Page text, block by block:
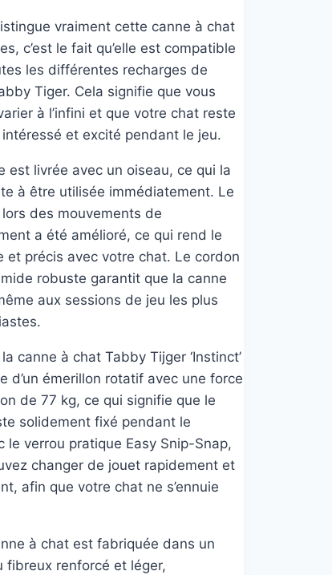
vraiment cette canne à chat
c’est le fait qu’elle est compatible
les différentes recharges de
Tiger. Cela signifie que vous
à l’infini et que votre chat reste
et excité pendant le jeu.
est livrée avec un oiseau, ce qui la
à être utilisée immédiatement. Le
des mouvements de
a été amélioré, ce qui rend le
et précis avec votre chat. Le cordon
robuste garantit que la canne
aux sessions de jeu les plus
canne à chat Tabby Tijger ‘Instinct’
d’un émerillon rotatif avec une force
de 77 kg, ce qui signifie que le
solidement fixé pendant le
le verrou pratique Easy Snip-Snap,
changer de jouet rapidement et
afin que votre chat ne s’ennuie
à chat est fabriquée dans un
fibreux renforcé et léger,